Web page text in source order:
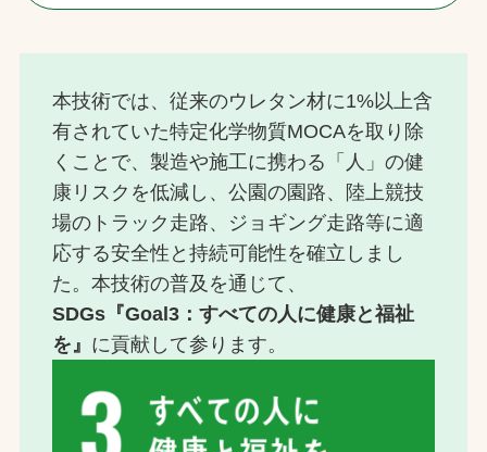
本技術では、従来のウレタン材に1%以上含
有されていた特定化学物質MOCAを取り除
くことで、製造や施工に携わる「人」の健
康リスクを低減し、公園の園路、陸上競技
場のトラック走路、ジョギング走路等に適
応する安全性と持続可能性を確立しまし
た。本技術の普及を通じて、
SDGs『Goal3：すべての人に健康と福祉
を』 に貢献して参ります。